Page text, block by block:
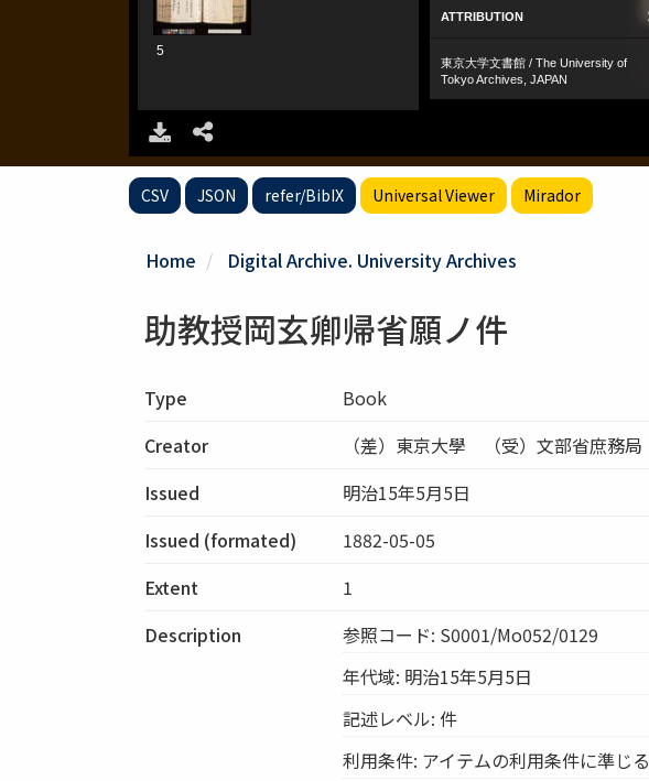
CSV JSON refer/BibIX Universal Viewer Mirador
Home Digital Archive. University Archives
助教授岡玄卿帰省願ノ件
Type
Book
Creator
（差）東京大學 （受）文部省庶務局
Issued
明治15年5月5日
Issued (formated)
1882-05-05
Extent
1
Description
参照コード: S0001/Mo052/0129
年代域: 明治15年5月5日
記述レベル: 件
利用条件: アイテムの利用条件に準じる